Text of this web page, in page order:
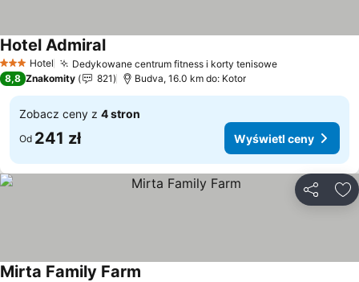
3 Kategoria
Hotel Dedykowane centrum fitness i korty tenisowe
Hotel Admiral
8,8 Znakomity 821 Budva, 16.0 km do: Kotor
Zobacz ceny z 4 stron
Od 241 zł Wyświetl ceny
Mirta Family Farm